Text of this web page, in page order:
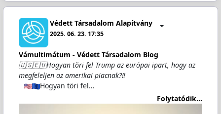
Védett Társadalom Alapítvány
2025. 06. 23. 17:35
Vámultimátum - Védett Társadalom Blog
🇺🇸🇪🇺Hogyan töri fel Trump az európai ipart, hogy az
megfeleljen az amerikai piacnak?‼️
Hogyan töri fel…
Folytatódik...